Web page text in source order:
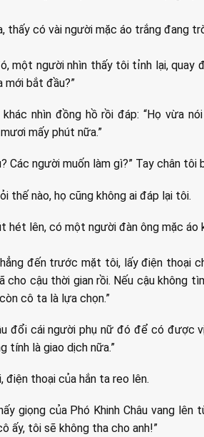
thấy có vài người mặc áo trắng đang
một người nhìn thấy tôi tỉnh lại, quay
mới bắt đầu?”
nhìn đồng hồ rồi đáp: “Họ vừa
mấy phút nữa.”
Các người muốn làm gì?” Tay chân
thế nào, họ cũng không ai đáp lại tôi.
hét lên, có một người đàn ông mặc
đến trước mặt tôi, lấy điện thoại
cho cậu thời gian rồi. Nếu cậu không
cô ta là lựa chọn.”
đổi cái người phụ nữ đó để có được
tính là giao dịch nữa.”
điện thoại của hắn ta reo lên.
giọng của Phó Khinh Châu vang lên
ấy, tôi sẽ không tha cho anh!”